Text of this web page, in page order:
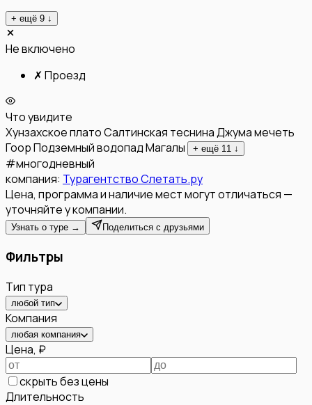
+ ещё 9 ↓
Не включено
✗ Проезд
Что увидите
Хунзахское платоСалтинская теснинаДжума мечеть
ГоорПодземный водопадМагалы + ещё 11 ↓
#многодневный
компания: Турагентство Слетать.ру
Цена, программа и наличие мест могут отличаться —
уточняйте у компании.
Узнать о туре → Поделиться с друзьями
Фильтры
Тип тура
любой тип
Компания
любая компания
Цена, ₽
скрыть без цены
Длительность